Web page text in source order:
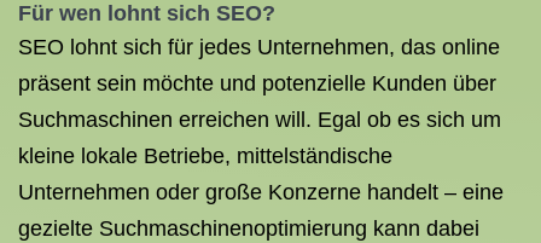
Für wen lohnt sich SEO?
SEO lohnt sich für jedes Unternehmen, das online
präsent sein möchte und potenzielle Kunden über
Suchmaschinen erreichen will. Egal ob es sich um
kleine lokale Betriebe, mittelständische
Unternehmen oder große Konzerne handelt – eine
gezielte Suchmaschinenoptimierung kann dabei